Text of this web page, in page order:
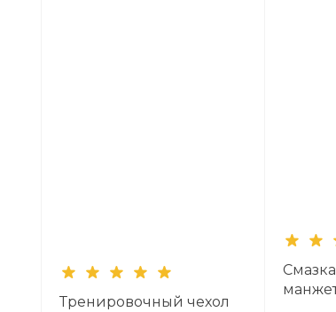
Тренировочный чехол